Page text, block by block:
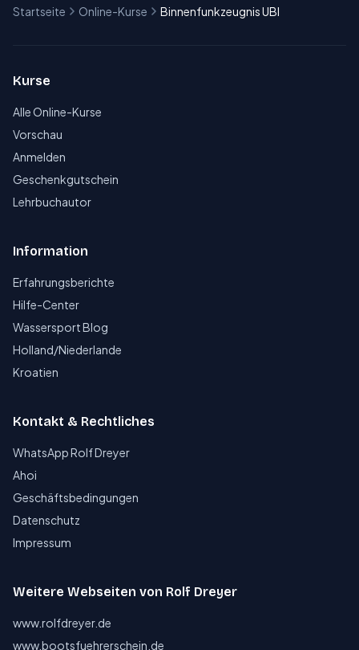
Startseite Online-Kurse Binnenfunkzeugnis UBI
Kurse
Alle Online-Kurse
Vorschau
Anmelden
Geschenkgutschein
Lehrbuchautor
Information
Erfahrungsberichte
Hilfe-Center
Wassersport Blog
Holland/Niederlande
Kroatien
Kontakt & Rechtliches
WhatsApp Rolf Dreyer
Ahoi
Geschäftsbedingungen
Datenschutz
Impressum
Weitere Webseiten von Rolf Dreyer
www.rolfdreyer.de
www.bootsfuehrerschein.de